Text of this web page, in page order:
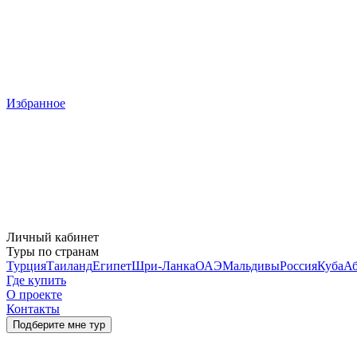
Избранное
Личный кабинет
Туры по странам
ТурцияТаиландЕгипетШри-ЛанкаОАЭМальдивыРоссияКуба
Где купить
О проекте
Контакты
Подберите мне тур